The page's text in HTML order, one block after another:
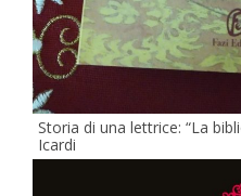
Storia di una lettrice: “La
Icardi